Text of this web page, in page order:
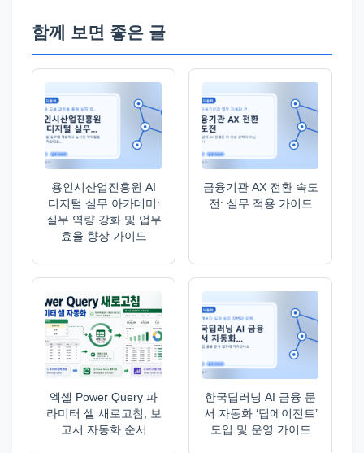
함께 보면 좋은 글
용인시산업진흥원 AI
디지털 실무 아카데미:
실무 역량 강화 및 업무
효율 향상 가이드
금융기관 AX 전환 속도
전: 실무 적용 가이드
엑셀 Power Query 파
라미터 셀 새로고침, 보
고서 자동화 순서
한국딥러닝 AI 금융 문
서 자동화 ‘딥에이전트’
도입 및 운영 가이드